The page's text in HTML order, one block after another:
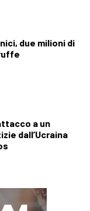
due milioni di
a un
dall’Ucraina